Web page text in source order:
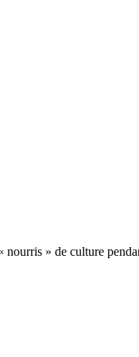
nourris » de culture